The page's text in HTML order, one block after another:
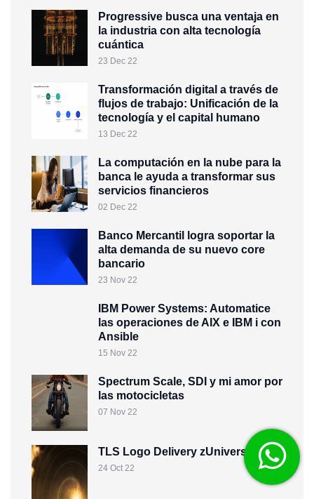
Progressive busca una ventaja en
la industria con alta tecnología
cuántica
23 Dec 22
Transformación digital a través de
flujos de trabajo: Unificación de la
tecnología y el capital humano
13 Dec 22
La computación en la nube para la
banca le ayuda a transformar sus
servicios financieros
02 Dec 22
Banco Mercantil logra soportar la
alta demanda de su nuevo core
bancario
23 Nov 22
IBM Power Systems: Automatice
las operaciones de AIX e IBM i con
Ansible
15 Nov 22
Spectrum Scale, SDI y mi amor por
las motocicletas
07 Nov 22
TLS Logo Delivery zUniversity
24 Oct 22